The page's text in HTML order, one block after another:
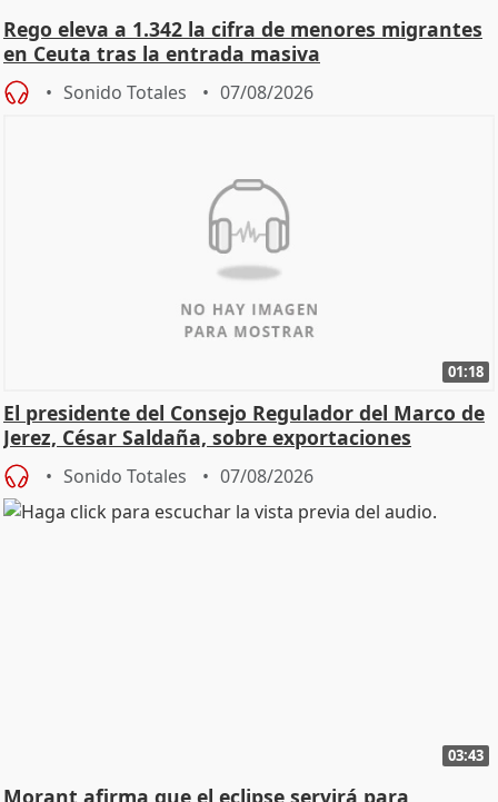
Rego eleva a 1.342 la cifra de menores migrantes
en Ceuta tras la entrada masiva
Sonido Totales 07/08/2026
01:18
El presidente del Consejo Regulador del Marco de
Jerez, César Saldaña, sobre exportaciones
Sonido Totales 07/08/2026
03:43
Morant afirma que el eclipse servirá para